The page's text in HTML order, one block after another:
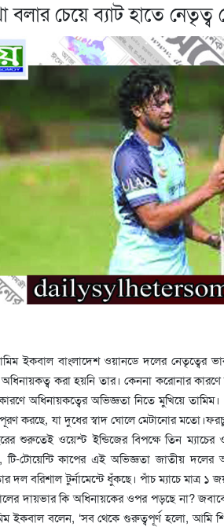
চেয়ে ব্যাট হাতে নেতৃত্ব
ইকবাল বাংলাদেশ ওয়ানডে দলের নেতৃত্বের
করা হয়নি তার। কেননা করোনার
অধিনায়কত্বের অভিজ্ঞতা নিতে মুখিয়ে
করছে, যা দুধের স্বাদ ঘোলে মেটানোর
শুরুতেই ওয়েস্ট ইন্ডিজের বিপক্ষে তিন
টি-টোয়েন্টি কাপের এই অভিজ্ঞতা জাতীয়
দল বরিশাল টুর্নামেন্টে ধুঁকছে। পাঁচ ম্যাচে মাত্র
দায়ভার কি অধিনায়কের ওপর পড়ছে না?
ইকবাল বলেন, ‘সব থেকে গুরুত্বপূর্ণ হলো, আমি